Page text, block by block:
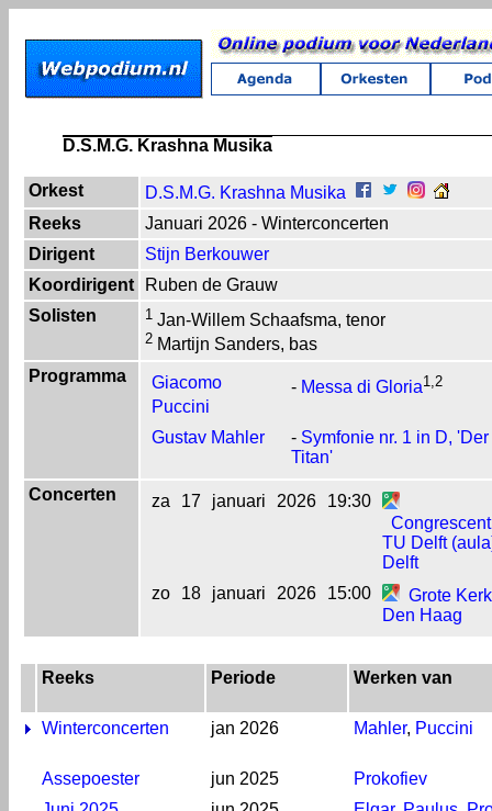
D.S.M.G. Krashna Musika
Orkest
D.S.M.G. Krashna Musika
Reeks
Januari 2026 - Winterconcerten
Dirigent
Stijn Berkouwer
Koordirigent
Ruben de Grauw
Solisten
1 Jan-Willem Schaafsma, tenor
2 Martijn Sanders, bas
Programma
Giacomo
Puccini
- Messa di Gloria1,2
Gustav Mahler - Symfonie nr. 1 in D, 'Der
Titan'
Concerten
za 17 januari 2026
19:30
TU Delft
Delft
zo
18 januari 2026 15:00
Grote Kerk
Den Haag
Reeks Periode Werken van
Winterconcerten jan 2026 Mahler, Puccini
Assepoester jun 2025
Prokofiev